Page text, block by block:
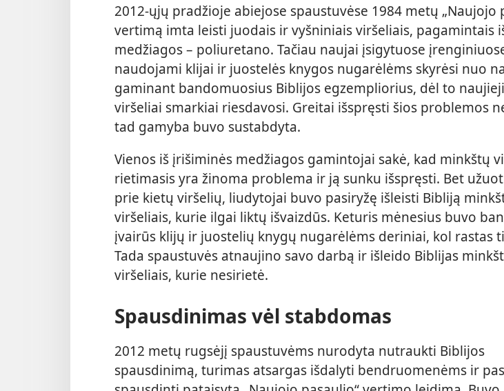
2012-ųjų pradžioje abiejose spaustuvėse 1984 metų „Naujojo
vertimą imta leisti juodais ir vyšniniais viršeliais, pagamintais
medžiagos – poliuretano. Tačiau naujai įsigytuose
naudojami klijai ir juostelės knygos nugarėlėms skyrėsi nuo
gaminant bandomuosius Biblijos egzempliorius, dėl to
viršeliai smarkiai riesdavosi. Greitai išspręsti šios problemos
tad gamyba buvo sustabdyta.
Vienos iš įrišiminės medžiagos gamintojai sakė, kad minkštų
rietimasis yra žinoma problema ir ją sunku išspręsti. Bet
prie kietų viršelių, liudytojai buvo pasiryžę išleisti Bibliją
viršeliais, kurie ilgai liktų išvaizdūs. Keturis mėnesius buvo
įvairūs klijų ir juostelių knygų nugarėlėms deriniai, kol rastas
Tada spaustuvės atnaujino savo darbą ir išleido Biblijas
viršeliais, kurie nesirietė.
Spausdinimas vėl stabdomas
2012 metų rugsėjį spaustuvėms nurodyta nutraukti Biblijos
spausdinimą, turimas atsargas išdalyti bendruomenėms ir